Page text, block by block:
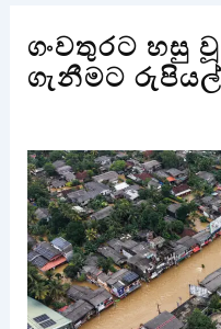
ගංවතුරට හසු
ගැනීමට රුපියල්